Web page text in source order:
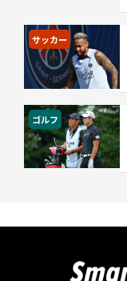
サッカー
ゴルフ